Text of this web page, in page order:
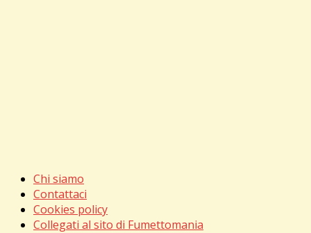
Chi siamo
Contattaci
Cookies policy
Collegati al sito di Fumettomania